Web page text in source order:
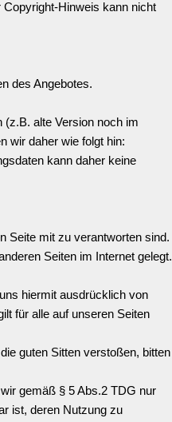
Hinweis kann nicht
des Angebotes.
(z.B. alte Version noch im
wir daher wie folgt hin:
kann daher keine
Seite mit zu verantworten sind.
Seiten im Internet gelegt.
hiermit ausdrücklich von
für alle auf unseren Seiten
guten Sitten verstoßen, bitten
gemäß § 5 Abs.2 TDG nur
ist, deren Nutzung zu